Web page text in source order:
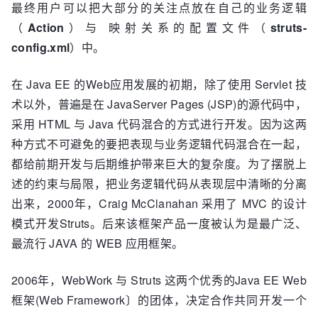
最终用户可以把大部分的关注点放在自己的业务逻辑
（ Action ）与 映射关系的配置文件（ struts-
config.xml）中。
在 Java EE 的Web应用发展的初期，除了使用 Servlet 技
术以外，普遍是在 JavaServer Pages (JSP)的源代码中，
采用 HTML 与 Java 代码混合的方式进行开发。因为这两
种方式不可避免的要把表现与业务逻辑代码混合在一起，
都给前期开发与后期维护带来巨大的复杂度。为了摆脱上
述的约束与局限，把业务逻辑代码从表现层中清晰的分离
出来，2000年，Craig McClanahan 采用了 MVC 的设计
模式开发Struts。后来该框架产品一度被认为是最广泛、
最流行 JAVA 的 WEB 应用框架。
2006年，WebWork 与 Struts 这两个优秀的Java EE Web
框架(Web Framework〕的团体，决定合作共同开发一个